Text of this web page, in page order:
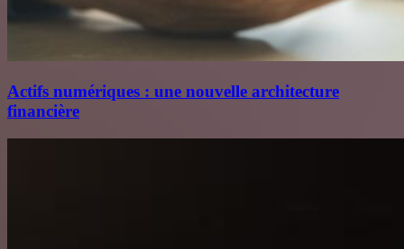
Actifs numériques : une nouvelle architecture
financière